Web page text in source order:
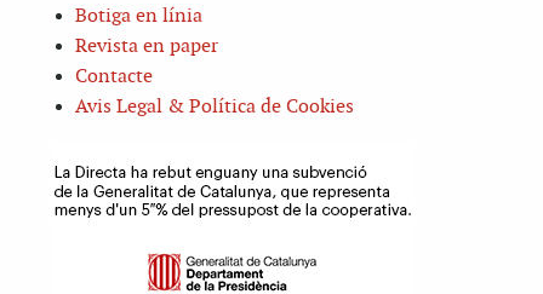
Botiga en línia
Revista en paper
Contacte
Avis Legal & Política de Cookies